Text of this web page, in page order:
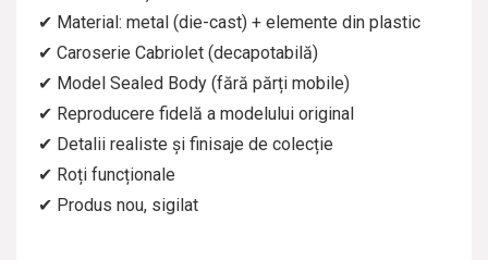
✔ Material: metal (die-cast) + elemente din plastic
✔ Caroserie Cabriolet (decapotabilă)
✔ Model Sealed Body (fără părți mobile)
✔ Reproducere fidelă a modelului original
✔ Detalii realiste și finisaje de colecție
✔ Roți funcționale
✔ Produs nou, sigilat